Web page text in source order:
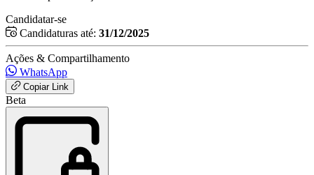
Candidatar-se
Candidaturas até: 31/12/2025
Ações & Compartilhamento
WhatsApp
Copiar Link
Beta